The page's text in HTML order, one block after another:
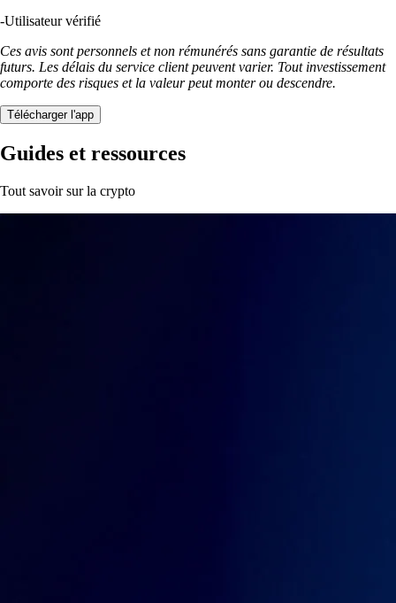
-Utilisateur vérifié
Ces avis sont personnels et non rémunérés sans garantie de résultats
futurs. Les délais du service client peuvent varier. Tout investissement
comporte des risques et la valeur peut monter ou descendre.
Télécharger l'app
Guides et ressources
Tout savoir sur la crypto